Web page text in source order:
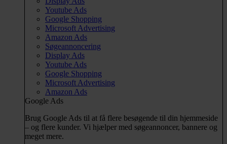
Youtube Ads
Google Shopping
Microsoft Advertising
Amazon Ads
Søgeannoncering
Display Ads
Youtube Ads
Google Shopping
Microsoft Advertising
Amazon Ads
Google Ads
Brug Google Ads til at få flere besøgende til din hjemmeside
– og flere kunder. Vi hjælper med søgeannoncer, bannere og
meget mere.